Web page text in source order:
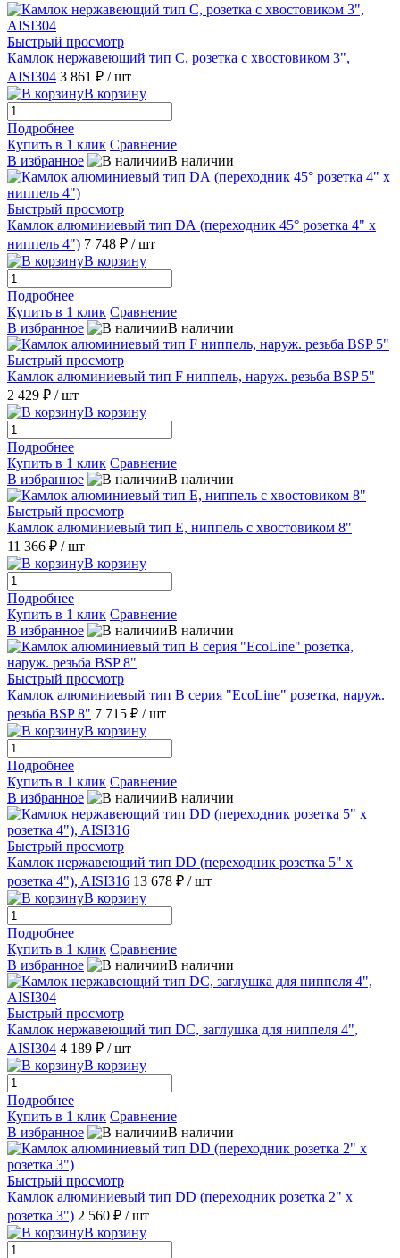
Быстрый просмотр
Камлок нержавеющий тип С, розетка с хвостовиком 3",
AISI304 3 861 ₽ / шт
В корзину
Подробнее
Купить в 1 клик Сравнение
В избранное
В наличии
Быстрый просмотр
Камлок алюминиевый тип DА (переходник 45° розетка 4" х
ниппель 4") 7 748 ₽ / шт
В корзину
Подробнее
Купить в 1 клик Сравнение
В избранное
В наличии
Быстрый просмотр
Камлок алюминиевый тип F ниппель, наруж. резьба BSP 5"
2 429 ₽ / шт
В корзину
Подробнее
Купить в 1 клик Сравнение
В избранное
В наличии
Быстрый просмотр
Камлок алюминиевый тип E, ниппель с хвостовиком 8"
11 366 ₽ / шт
В корзину
Подробнее
Купить в 1 клик Сравнение
В избранное
В наличии
Быстрый просмотр
Камлок алюминиевый тип B серия "EcoLine" розетка, наруж.
резьба BSP 8" 7 715 ₽ / шт
В корзину
Подробнее
Купить в 1 клик Сравнение
В избранное
В наличии
Быстрый просмотр
Камлок нержавеющий тип DD (переходник розетка 5" х
розетка 4"), AISI316 13 678 ₽ / шт
В корзину
Подробнее
Купить в 1 клик Сравнение
В избранное
В наличии
Быстрый просмотр
Камлок нержавеющий тип DC, заглушка для ниппеля 4",
AISI304 4 189 ₽ / шт
В корзину
Подробнее
Купить в 1 клик Сравнение
В избранное
В наличии
Быстрый просмотр
Камлок алюминиевый тип DD (переходник розетка 2" х
розетка 3") 2 560 ₽ / шт
В корзину